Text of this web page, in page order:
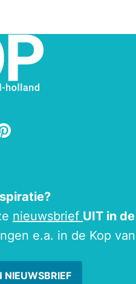
nieuwsbrief UIT in
e.a. in de Kop